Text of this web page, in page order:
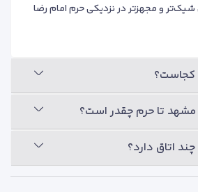
و مجهزتر در نزدیکی حرم امام رضا